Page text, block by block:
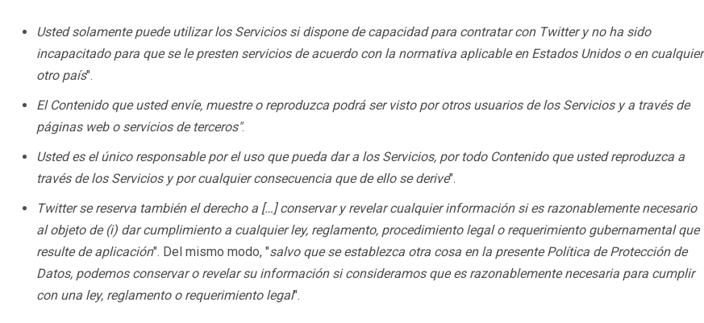
Usted solamente puede utilizar los Servicios si dispone de capacidad para contratar con Twitter y no ha sido
incapacitado para que se le presten servicios de acuerdo con la normativa aplicable en Estados Unidos o en cualquier
otro país".
El Contenido que usted envíe, muestre o reproduzca podrá ser visto por otros usuarios de los Servicios y a través de
páginas web o servicios de terceros".
Usted es el único responsable por el uso que pueda dar a los Servicios, por todo Contenido que usted reproduzca a
través de los Servicios y por cualquier consecuencia que de ello se derive".
Twitter se reserva también el derecho a […] conservar y revelar cualquier información si es razonablemente necesario
al objeto de (i) dar cumplimiento a cualquier ley, reglamento, procedimiento legal o requerimiento gubernamental que
resulte de aplicación". Del mismo modo, "salvo que se establezca otra cosa en la presente Política de Protección de
Datos, podemos conservar o revelar su información si consideramos que es razonablemente necesaria para cumplir
con una ley, reglamento o requerimiento legal".